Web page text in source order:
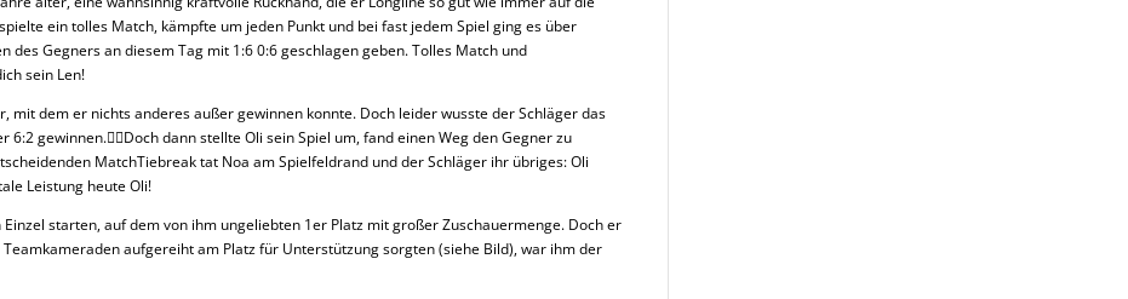
ein tolles Match, kämpfte um jeden Punkt und bei fast jedem Spiel ging es über
des Gegners an diesem Tag mit 1:6 0:6 geschlagen geben. Tolles Match und
sein Len!
mit dem er nichts anderes außer gewinnen konnte. Doch leider wusste der Schläger das
6:2 gewinnen.🤷‍♀️Doch dann stellte Oli sein Spiel um, fand einen Weg den Gegner zu
MatchTiebreak tat Noa am Spielfeldrand und der Schläger ihr übriges: Oli
Leistung heute Oli!
starten, auf dem von ihm ungeliebten 1er Platz mit großer Zuschauermenge. Doch er
aufgereiht am Platz für Unterstützung sorgten (siehe Bild), war ihm der